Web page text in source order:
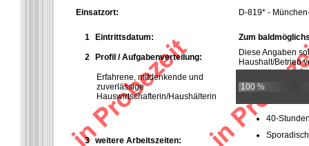
Einsatzort: D-819* -
1 Eintrittsdatum: Zum
2 Profil / Aufgabenverteilung:
Diese Angaben
Haushalt/Betrieb
Erfahrene, mitdenkende und
zuverlässige
Hauswirtschafterin/Haushälterin
100 %
3 weitere Arbeitszeiten:
40-